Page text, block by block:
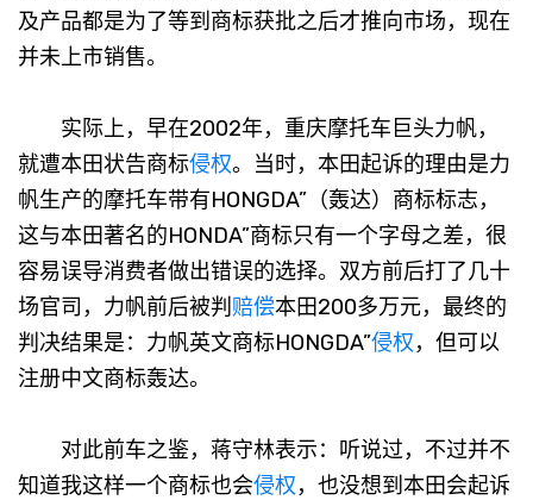
及产品都是为了等到商标获批之后才推向市场，现在
并未上市销售。
实际上，早在2002年，重庆摩托车巨头力帆，
就遭本田状告商标侵权。当时，本田起诉的理由是力
帆生产的摩托车带有HONGDA”（轰达）商标标志，
这与本田著名的HONDA”商标只有一个字母之差，很
容易误导消费者做出错误的选择。双方前后打了几十
场官司，力帆前后被判 赔偿本田200多万元，最终的
判决结果是：力帆英文商标HONGDA”侵权，但可以
注册中文商标轰达。
对此前车之鉴，蒋守林表示：听说过，不过并不
知道我这样一个商标也会侵权，也没想到本田会起诉